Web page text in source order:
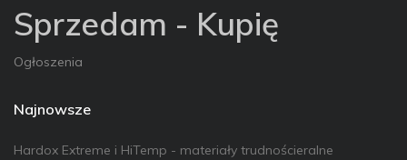
Sprzedam - Kupię
Ogłoszenia
Najnowsze
Hardox Extreme i HiTemp - materiały trudnościeralne